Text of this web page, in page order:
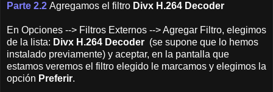
Parte 2.2 Agregamos el filtro Divx H.264 Decoder
En Opciones --> Filtros Externos --> Agregar Filtro, elegimos
de la lista: Divx H.264 Decoder (se supone que lo hemos
instalado previamente) y aceptar, en la pantalla que
estamos veremos el filtro elegido le marcamos y elegimos la
opción Preferir.